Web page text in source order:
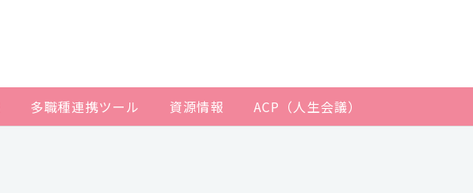
多職種連携ツール 資源情報 ACP（人生会議）